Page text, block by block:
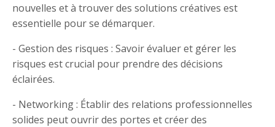
nouvelles et à trouver des solutions créatives est
essentielle pour se démarquer.
- Gestion des risques : Savoir évaluer et gérer les
risques est crucial pour prendre des décisions
éclairées.
- Networking : Établir des relations professionnelles
solides peut ouvrir des portes et créer des